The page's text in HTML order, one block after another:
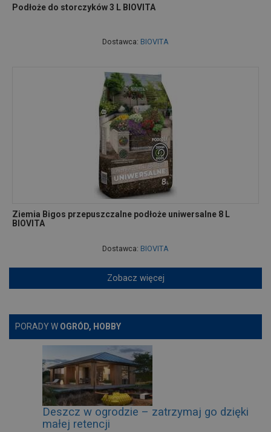
Podłoże do storczyków 3 L BIOVITA
Dostawca: BIOVITA
Ziemia Bigos przepuszczalne podłoże uniwersalne 8 L
BIOVITA
Dostawca: BIOVITA
Zobacz więcej
PORADY W OGRÓD, HOBBY
Deszcz w ogrodzie – zatrzymaj go dzięki
małej retencji